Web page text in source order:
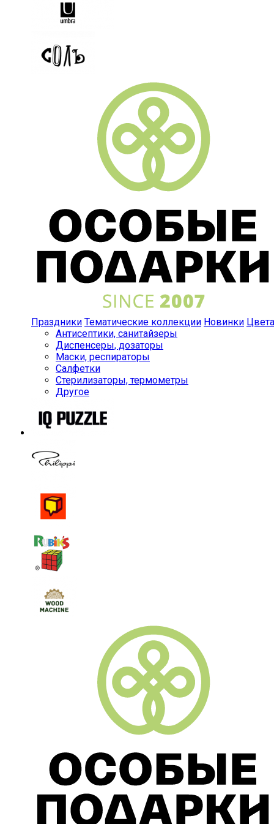
Праздники Тематические коллекции Новинки Цвета
Антисептики, санитайзеры
Диспенсеры, дозаторы
Маски, респираторы
Салфетки
Стерилизаторы, термометры
Другое